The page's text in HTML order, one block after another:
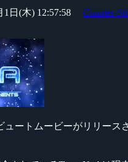
1日(木) 12:57:58 Counter-
ュートムービーがリリース